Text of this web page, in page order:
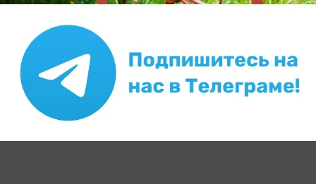
отдельно, вспециальной форме
Ваш E-mail:
Или через:
добавить комментарий